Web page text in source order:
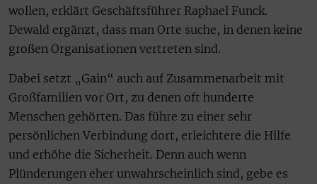
wollen, erklärt Geschäftsführer Raphael Funck.
Dewald ergänzt, dass man Orte suche, in denen keine
großen Organisationen vertreten sind.
Dabei setzt „Gain“ auch auf Zusammenarbeit mit
Großfamilien vor Ort, zu denen oft hunderte
Menschen gehörten. Das führe zu einer sehr
persönlichen Verbindung dort, erleichtere die Hilfe
und erhöhe die Sicherheit. Denn auch wenn
Plünderungen eher unwahrscheinlich sind, gebe es